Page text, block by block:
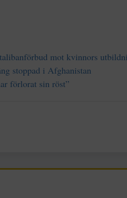
mot kvinnors
stoppad i Afghanistan
förlorat sin röst”